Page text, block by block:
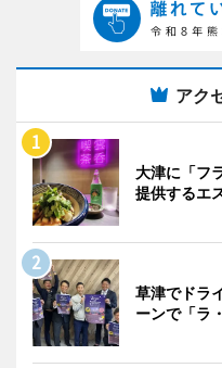
アク
大津に「フ
提供するエ
草津でドラ
ーンで「ラ